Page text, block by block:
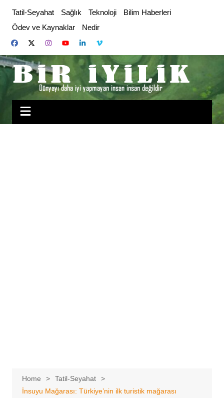
content
Tatil-Seyahat Sağlık Teknoloji
Bilim Haberleri
Ödev ve Kaynaklar
Nedir
Home
Tatil-Seyahat
İnsuyu Mağarası: Türkiye’nin ilk turistik mağarası